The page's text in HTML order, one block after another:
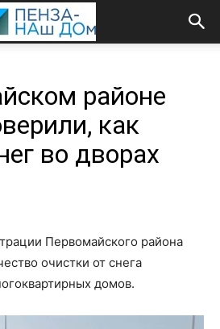
районе
как
во дворах
Первомайского района
очистки от снега
домов.